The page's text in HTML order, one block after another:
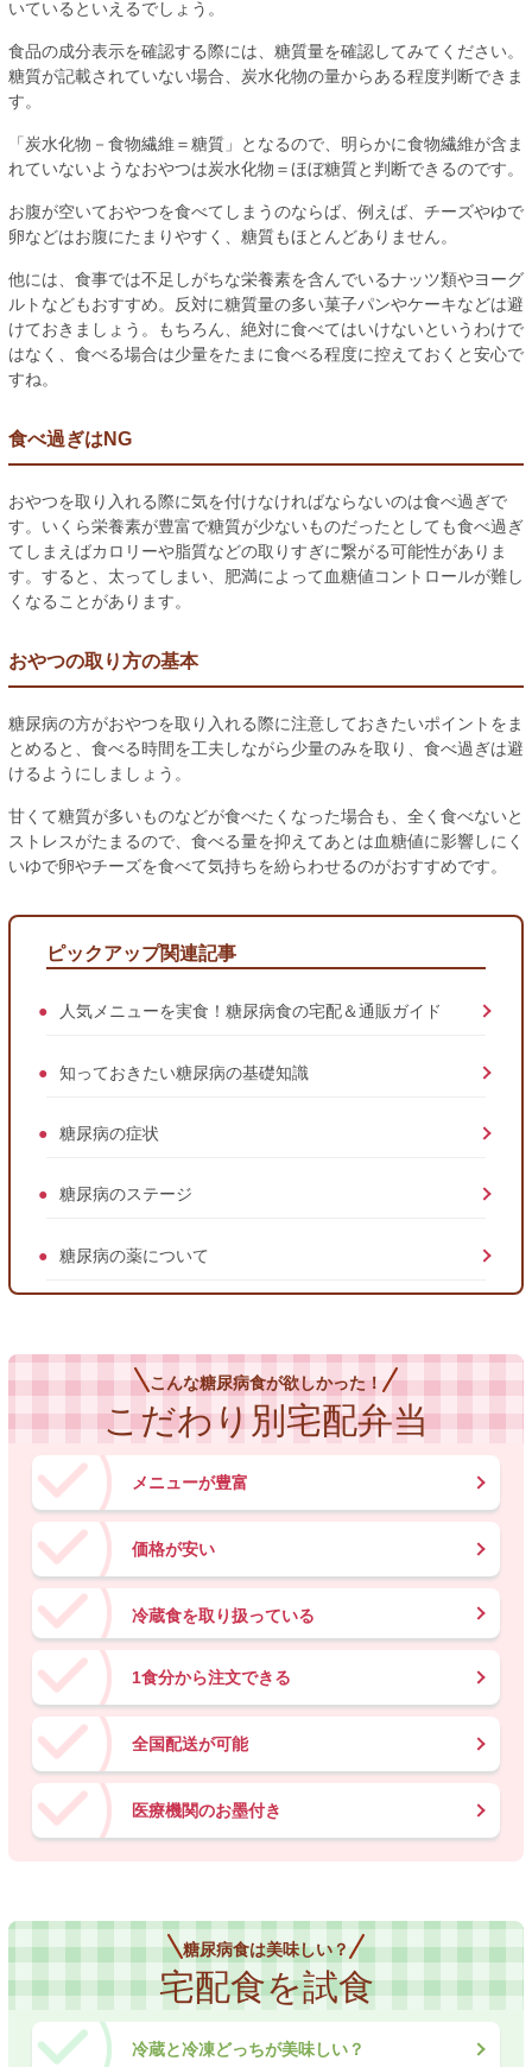
いているといえるでしょう。
食品の成分表示を確認する際には、糖質量を確認してみてください。
糖質が記載されていない場合、炭水化物の量からある程度判断できま
す。
「炭水化物－食物繊維＝糖質」となるので、明らかに食物繊維が含ま
れていないようなおやつは炭水化物＝ほぼ糖質と判断できるのです。
お腹が空いておやつを食べてしまうのならば、例えば、チーズやゆで
卵などはお腹にたまりやすく、糖質もほとんどありません。
他には、食事では不足しがちな栄養素を含んでいるナッツ類やヨーグ
ルトなどもおすすめ。反対に糖質量の多い菓子パンやケーキなどは避
けておきましょう。もちろん、絶対に食べてはいけないというわけで
はなく、食べる場合は少量をたまに食べる程度に控えておくと安心で
すね。
食べ過ぎはNG
おやつを取り入れる際に気を付けなければならないのは食べ過ぎで
す。いくら栄養素が豊富で糖質が少ないものだったとしても食べ過ぎ
てしまえばカロリーや脂質などの取りすぎに繋がる可能性がありま
す。すると、太ってしまい、肥満によって血糖値コントロールが難し
くなることがあります。
おやつの取り方の基本
糖尿病の方がおやつを取り入れる際に注意しておきたいポイントをま
とめると、食べる時間を工夫しながら少量のみを取り、食べ過ぎは避
けるようにしましょう。
甘くて糖質が多いものなどが食べたくなった場合も、全く食べないと
ストレスがたまるので、食べる量を抑えてあとは血糖値に影響しにく
いゆで卵やチーズを食べて気持ちを紛らわせるのがおすすめです。
ピックアップ関連記事
人気メニューを実食！糖尿病食の宅配＆通販ガイド
知っておきたい糖尿病の基礎知識
糖尿病の症状
糖尿病のステージ
糖尿病の薬について
こんな糖尿病食が欲しかった！
こだわり別宅配弁当
メニューが豊富
価格が安い
冷蔵食を取り扱っている
1食分から注文できる
全国配送が可能
医療機関のお墨付き
糖尿病食は美味しい？
宅配食を試食
冷蔵と冷凍どっちが美味しい？